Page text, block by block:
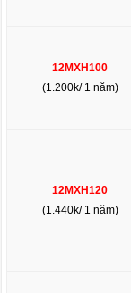
12MXH100
(1.200k/ 1 năm)
12MXH120
(1.440k/ 1 năm)